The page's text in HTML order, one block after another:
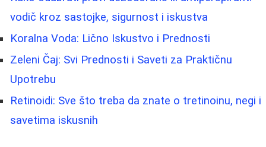
vodič kroz sastojke, sigurnost i iskustva
Koralna Voda: Lično Iskustvo i Prednosti
Zeleni Čaj: Svi Prednosti i Saveti za Praktičnu
Upotrebu
Retinoidi: Sve što treba da znate o tretinoinu, negi i
savetima iskusnih